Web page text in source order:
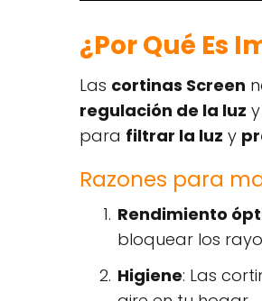
¿Por Qué Es
Las cortinas Screen
regulación de la luz
para filtrar la luz y
Razones para
Rendimiento
bloquear los
Higiene: Las